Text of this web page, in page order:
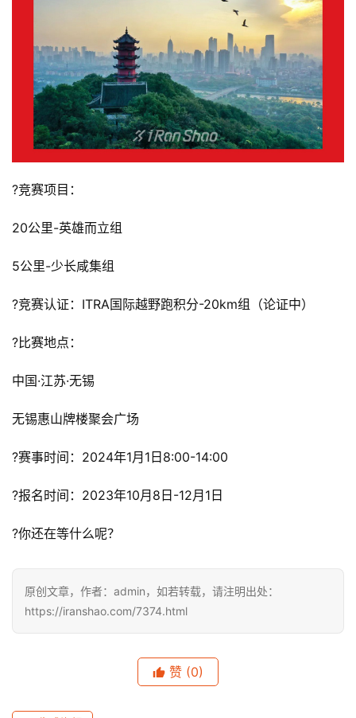
观
察
备
训
视
频
户
选
运
集
?竞赛项目：
20公里-英雄而立组
5公里-少长咸集组
?竞赛认证：ITRA国际越野跑积分-20km组（论证中）
?比赛地点：
中国·江苏·无锡
无锡惠山牌楼聚会广场
?赛事时间：2024年1月1日8:00-14:00
?报名时间：2023年10月8日-12月1日
?你还在等什么呢？
原创文章，作者：admin，如若转载，请注明出处：
https://iranshao.com/7374.html
赞 (0)